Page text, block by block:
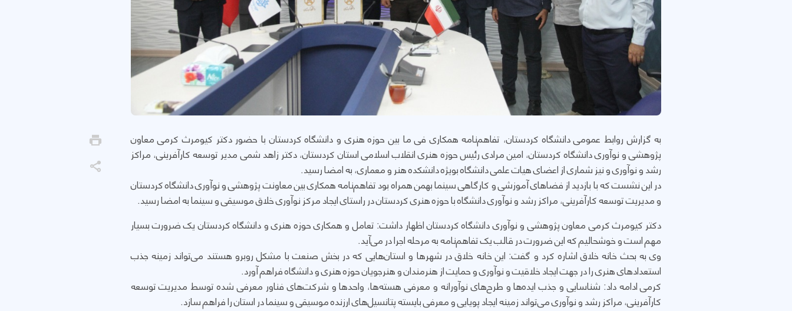
به گزارش روابط عمومی دانشگاه کردستان، تفاهم‌نامه همکاری فی ما بین حوزه هنری و دانشگاه کردستان با حضور دکتر کیومرث کرمی معاون
پژوهشی و نوآوری دانشگاه کردستان، امین مرادی رئیس حوزه هنری انقلاب اسلامی استان کردستان، دکتر زاهد شمی مدیر توسعه کارآفرینی، مراکز
رشد و نوآوری و نیز شماری از اعضای هیات علمی دانشگاه بویژه دانشکده هنر و معماری، به امضا رسید.
در این نشست که با بازدید از فضاهای آموزشی و کارگاهی سینما بهمن همراه بود تفاهم‌نامه همکاری بین معاونت پژوهشی و نوآوری دانشگاه کردستان
و مدیریت توسعه کارآفرینی، مراکز رشد و نوآوری دانشگاه با حوزه هنری کردستان در راستای ایجاد مرکز نوآوری خلاق موسیقی و سینما به امضا رسید.
دکتر کیومرث کرمی معاون پژوهشی و نوآوری دانشگاه کردستان اظهار داشت: تعامل و همکاری حوزه هنری و دانشگاه کردستان یک ضرورت بسیار
مهم است و خوشحالیم که این ضرورت در قالب یک تفاهم‌نامه به مرحله اجرا در می‌آید.
وی به بحث خانه خلاق اشاره کرد و گفت: این خانه خلاق در شهرها و استان‌هایی که در بخش صنعت با مشکل روبرو هستند می‌تواند زمینه جذب
استعدادهای هنری را در جهت ایجاد خلاقیت و نوآوری و حمایت از هنرمندان و هنرجویان حوزه هنری و دانشگاه فراهم آورد.
کرمی ادامه داد: شناسایی و جذب ایده‌ها و طرح‌های نوآورانه و معرفی هسته‌ها، واحدها و شرکت‌های فناور معرفی شده توسط مدیریت توسعه
کارآفرینی، مراکز رشد و نوآوری می‌تواند زمینه ایجاد پویایی و معرفی بایسته پتانسیل‌های ارزنده موسیقی و سینما در استان را فراهم سازد.